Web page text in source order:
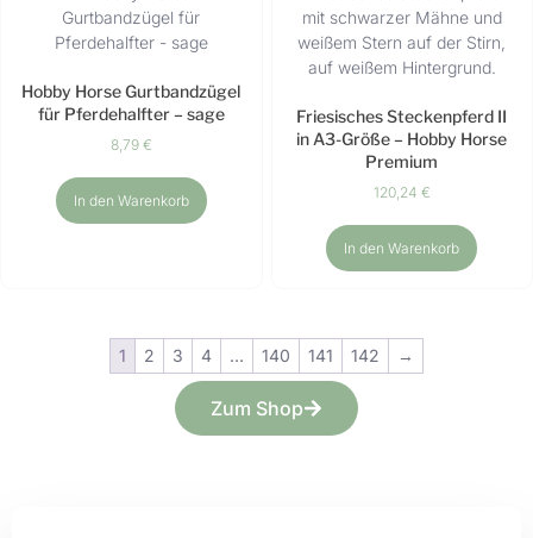
Hobby Horse Gurtbandzügel
für Pferdehalfter – sage
8,79 €
In den Warenkorb
Friesisches Steckenpferd II
in A3-Größe – Hobby Horse
Premium
120,24 €
In den Warenkorb
1 2 3 4 … 140 141 142 →
Zum Shop